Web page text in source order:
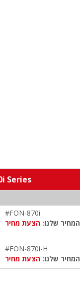
Series
#FON-870i
המחיר שלנו: הצעת מחיר
#FON-870i-H
המחיר שלנו: הצעת מחיר